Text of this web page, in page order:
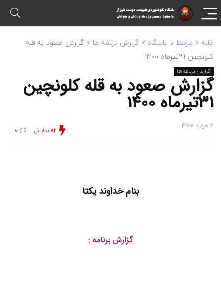
خانه » مرتبط با باشگاه » گزارش برنامه ها » گزارش صعود به قله
کلونچین ۳۱تیرماه 1400
گزارش برنامه ها
گزارش صعود به قله کلونچین
۳۱تیرماه 1400
6 مرداد 1400 82نمایش 0
بنام خداوند یکتا
گزارش برنامه :